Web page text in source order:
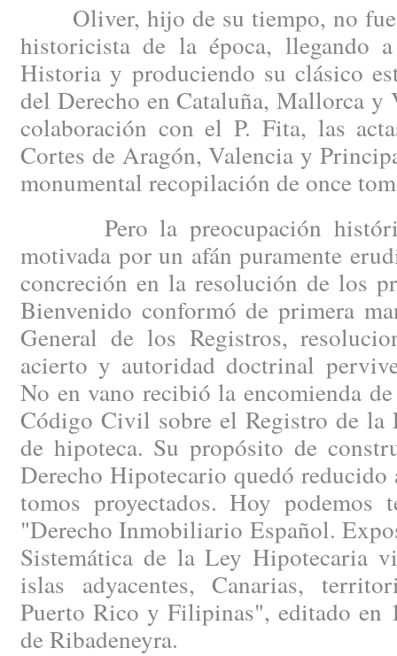
Oliver, hijo de su tiempo, no fue
historicista de la época, llegando
Historia y produciendo su clásico
del Derecho en Cataluña, Mallorca y
colaboración con el P. Fita, las
Cortes de Aragón, Valencia y
monumental recopilación de once
Pero la preocupación
motivada por un afán puramente
concreción en la resolución de los
Bienvenido conformó de primera
General de los Registros,
acierto y autoridad doctrinal
No en vano recibió la encomienda
Código Civil sobre el Registro de la
de hipoteca. Su propósito de
Derecho Hipotecario quedó
tomos proyectados. Hoy podemos
"Derecho Inmobiliario Español.
Sistemática de la Ley Hipotecaria
islas adyacentes, Canarias,
Puerto Rico y Filipinas", editado en
de Ribadeneyra.